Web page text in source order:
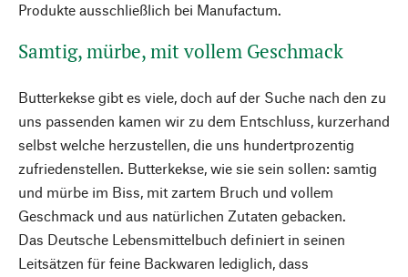
Produkte ausschließlich bei Manufactum.
Samtig, mürbe, mit vollem Geschmack
Butterkekse gibt es viele, doch auf der Suche nach den zu
uns passenden kamen wir zu dem Entschluss, kurzerhand
selbst welche herzustellen, die uns hundertprozentig
zufriedenstellen. Butterkekse, wie sie sein sollen: samtig
und mürbe im Biss, mit zartem Bruch und vollem
Geschmack und aus natürlichen Zutaten gebacken.
Das Deutsche Lebensmittelbuch definiert in seinen
Leitsätzen für feine Backwaren lediglich, dass